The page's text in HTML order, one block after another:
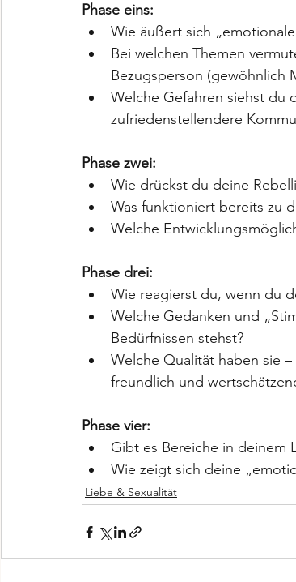
Phase eins:
Wie äußert sich
Bei welchen Themen
Bezugsperson (gewöhnlich
Welche Gefahren siehst du
zufriedenstellendere
Phase zwei:
Wie drückst du deine
Was funktioniert bereits zu
Welche
Phase drei:
Wie reagierst du, wenn du
Welche Gedanken und
Bedürfnissen stehst?
Welche Qualität haben sie
freundlich und
Phase vier:
Gibt es Bereiche in deinem
Wie zeigt sich deine
Liebe & Sexualität